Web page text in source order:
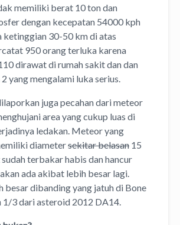
memiliki berat 10 ton dan
dengan kecepatan 54000 kph
ketinggian 30-50 km di atas
950 orang terluka karena
dirawat di rumah sakit dan dan
yang mengalami luka serius.
juga pecahan dari meteor
area yang cukup luas di
ledakan. Meteor yang
diametersekitar belasan 15
terbakar habis dan hancur
ada akibat lebih besar lagi.
besar dibanding yang jatuh di Bone
1/3 dari asteroid 2012 DA14.